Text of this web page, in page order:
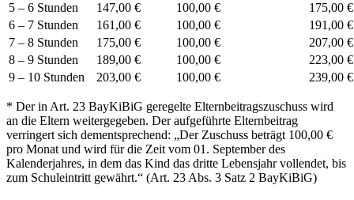
5 – 6 Stunden
147,00 € 100,00 €
175,00 €
6 – 7 Stunden
161,00 € 100,00 €
191,00 €
7 – 8 Stunden
175,00 € 100,00 €
207,00 €
8 – 9 Stunden
189,00 € 100,00 €
223,00 €
9 – 10 Stunden
203,00 € 100,00 € 239,00 €
* Der in Art. 23 BayKiBiG geregelte Elternbeitragszuschuss wird
an die Eltern weitergegeben. Der aufgeführte Elternbeitrag
verringert sich dementsprechend: „Der Zuschuss beträgt 100,00 €
pro Monat und wird für die Zeit vom 01. September des
Kalenderjahres, in dem das Kind das dritte Lebensjahr vollendet, bis
zum Schuleintritt gewährt.“ (Art. 23 Abs. 3 Satz 2 BayKiBiG)